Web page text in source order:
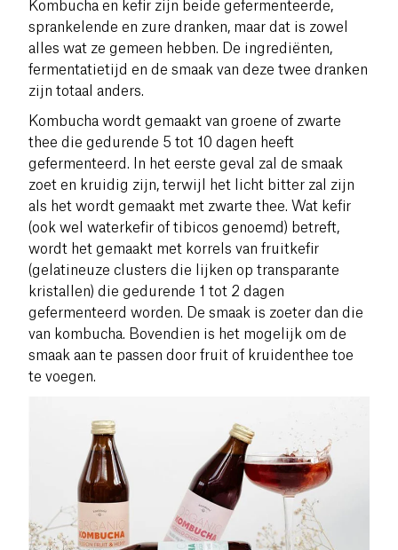
Kombucha en kefir zijn beide gefermenteerde,
sprankelende en zure dranken, maar dat is zowel
alles wat ze gemeen hebben. De ingrediënten,
fermentatietijd en de smaak van deze twee dranken
zijn totaal anders.
Kombucha wordt gemaakt van groene of zwarte
thee die gedurende 5 tot 10 dagen heeft
gefermenteerd. In het eerste geval zal de smaak
zoet en kruidig zijn, terwijl het licht bitter zal zijn
als het wordt gemaakt met zwarte thee. Wat kefir
(ook wel waterkefir of tibicos genoemd) betreft,
wordt het gemaakt met korrels van fruitkefir
(gelatineuze clusters die lijken op transparante
kristallen) die gedurende 1 tot 2 dagen
gefermenteerd worden. De smaak is zoeter dan die
van kombucha. Bovendien is het mogelijk om de
smaak aan te passen door fruit of kruidenthee toe
te voegen.